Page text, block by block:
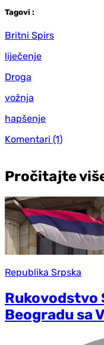
Tagovi :
Britni Spirs
liječenje
Droga
vožnja
hapšenje
Komentari (1)
Pročitajte
Republika Srpska
Rukovodstvo
Beogradu sa